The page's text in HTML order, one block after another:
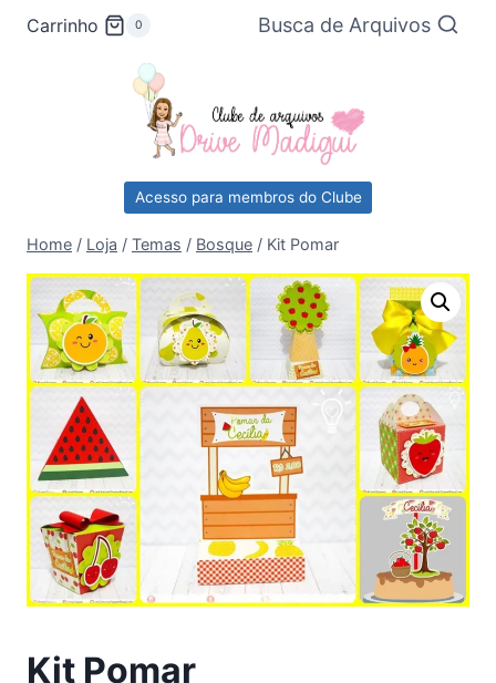
Pular
Carrinho 0 Busca de Arquivos
Acesso para membros do Clube
Home / Loja / Temas / Bosque / Kit Pomar
Kit Pomar